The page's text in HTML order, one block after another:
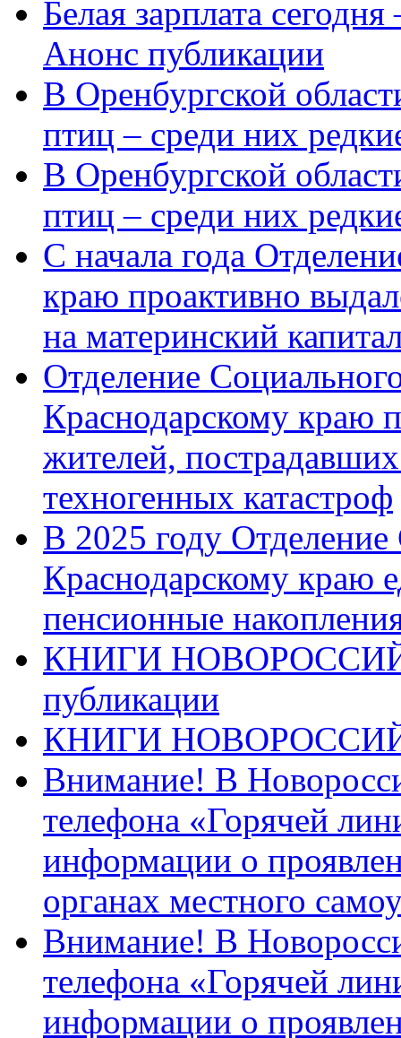
Белая зарплата
Анонс публикации
В Оренбургской
птиц – среди них
В Оренбургской
птиц – среди них
С начала года
краю проактивно
на материнский
Отделение
Краснодарскому краю
жителей,
техногенных катастроф
В 2025 году
Краснодарскому краю
пенсионные
КНИГИ
публикации
КНИГИ
Внимание! В
телефона «Горячей
информации о
органах местного
Внимание! В
телефона «Горячей
информации о